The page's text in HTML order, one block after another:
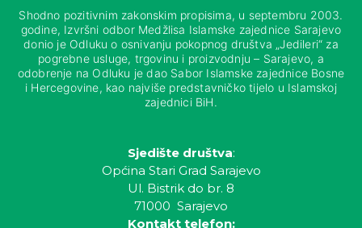
Shodno pozitivnim zakonskim propisima, u septembru 2003.
godine, Izvršni odbor Medžlisa Islamske zajednice Sarajevo
donio je Odluku o osnivanju pokopnog društva „Jedileri“ za
pogrebne usluge, trgovinu i proizvodnju – Sarajevo, a
odobrenje na Odluku je dao Sabor Islamske zajednice Bosne
i Hercegovine, kao najviše predstavničko tijelo u Islamskoj
zajednici BiH.
Sjedište društva:
Općina Stari Grad Sarajevo
Ul. Bistrik do br. 8
71000 Sarajevo
Kontakt telefon: